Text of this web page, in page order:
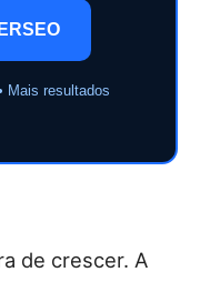
Mais resultados
de crescer. A